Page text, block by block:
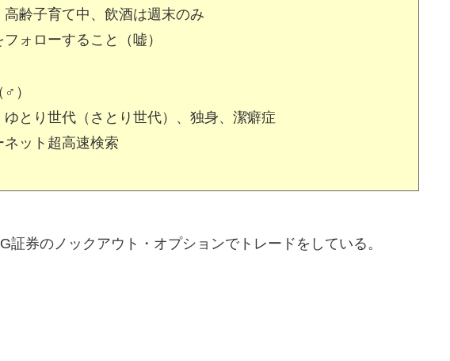
高齢子育て中、飲酒は週末のみ
ォローすること（嘘）
）
ゆとり世代（さとり世代）、独身、潔癖症
ット超高速検索
証券のノックアウト・オプションでトレードをしている。